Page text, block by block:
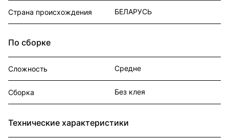
Страна происхождения БЕЛАРУСЬ
По сборке
Сложность Средне
Сборка Без клея
Технические характеристики